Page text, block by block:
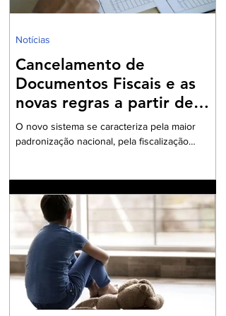
Cancelamento de
Documentos Fiscais e as
novas regras a partir de
2026
O novo sistema se caracteriza pela maior
padronização nacional, pela fiscalização
Constitucional nº 132/2023 e regulamentada
pela Lei Complementar nº 214/2025, introduziu
no ordenamento brasileiro o modelo do IVA
Dual, composto pelo Imposto sobre Bens e
Serviços (IBS) e pela Contribuição sobre Bens
e Serviços (CBS). O novo sistema se
caracteriza pela m
Notícias